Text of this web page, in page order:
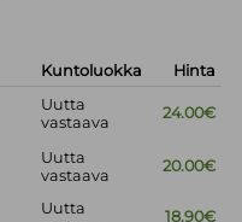
Kuntoluokka
Hinta
Uutta
vastaava
24.00€
Uutta
vastaava
20.00€
Uutta
18.90€